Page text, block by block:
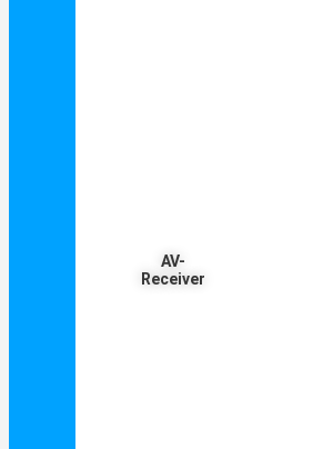
AV-
Receiver